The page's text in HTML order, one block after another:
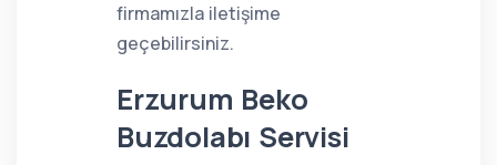
firmamızla iletişime
geçebilirsiniz.
Erzurum Beko
Buzdolabı Servisi